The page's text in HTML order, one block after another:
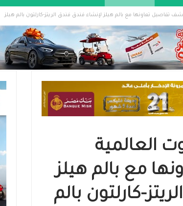
تفاصيل تعاونها مع بالم هيلز لإنشاء فندق فندق الريتز-كارلتون بالم هيلز
العالمية
مع بالم هيلز
كارلتون بالم